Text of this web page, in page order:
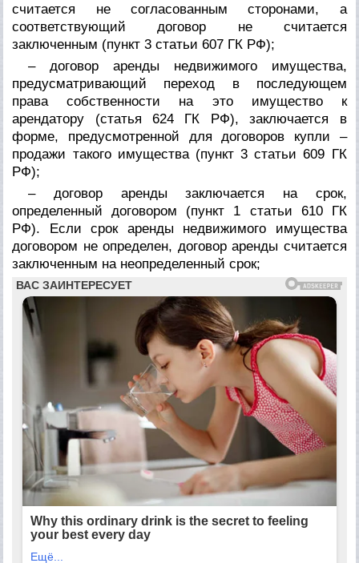
считается не согласованным сторонами, а
соответствующий договор не считается
заключенным (пункт 3 статьи 607 ГК РФ);
– договор аренды недвижимого имущества,
предусматривающий переход в последующем
права собственности на это имущество к
арендатору (статья 624 ГК РФ), заключается в
форме, предусмотренной для договоров купли –
продажи такого имущества (пункт 3 статьи 609 ГК
РФ);
– договор аренды заключается на срок,
определенный договором (пункт 1 статьи 610 ГК
РФ). Если срок аренды недвижимого имущества
договором не определен, договор аренды считается
заключенным на неопределенный срок;